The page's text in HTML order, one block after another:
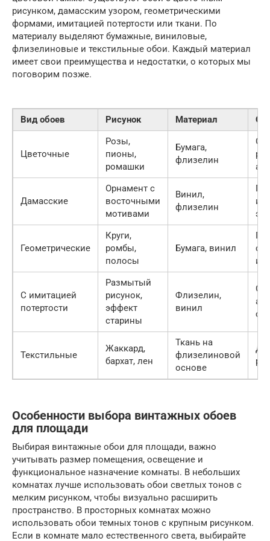
рисунком, дамасским узором, геометрическими
формами, имитацией потертости или ткани. По
материалу выделяют бумажные, виниловые,
флизелиновые и текстильные обои. Каждый материал
имеет свои преимущества и недостатки, о которых мы
поговорим позже.
Вид обоев Рисунок Материал
Цветочные
Розы,
пионы,
ромашки
Бумага,
флизелин
Дамасские
Орнамент с
восточными
мотивами
Винил,
флизелин
Геометрические
Круги,
ромбы,
полосы
Бумага, винил
С имитацией
потертости
Размытый
рисунок,
эффект
старины
Флизелин,
винил
Текстильные
Жаккард,
бархат, лен
Ткань на
флизелиновой
основе
Особенности выбора винтажных обоев
для площади
Выбирая винтажные обои для площади, важно
учитывать размер помещения, освещение и
функциональное назначение комнаты. В небольших
комнатах лучше использовать обои светлых тонов с
мелким рисунком, чтобы визуально расширить
пространство. В просторных комнатах можно
использовать обои темных тонов с крупным рисунком.
Если в комнате мало естественного света, выбирайте